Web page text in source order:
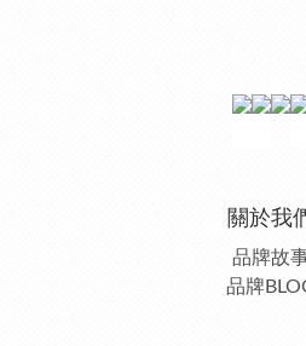
關於我
品牌故
品牌